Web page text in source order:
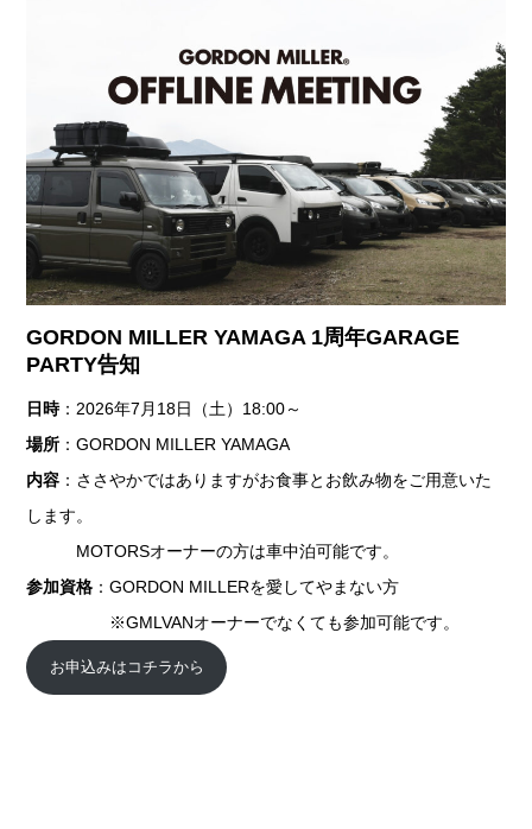
GORDON MILLER YAMAGA 1周年GARAGE
PARTY告知
日時：2026年7月18日（土）18:00～
場所 ：GORDON MILLER YAMAGA
内容 ：ささやかではありますがお食事とお飲み物をご用意いた
します。
MOTORSオーナーの方は車中泊可能です。
参加資格 ：GORDON MILLERを愛してやまない方
※GMLVANオーナーでなくても参加可能です。
お申込みはコチラから